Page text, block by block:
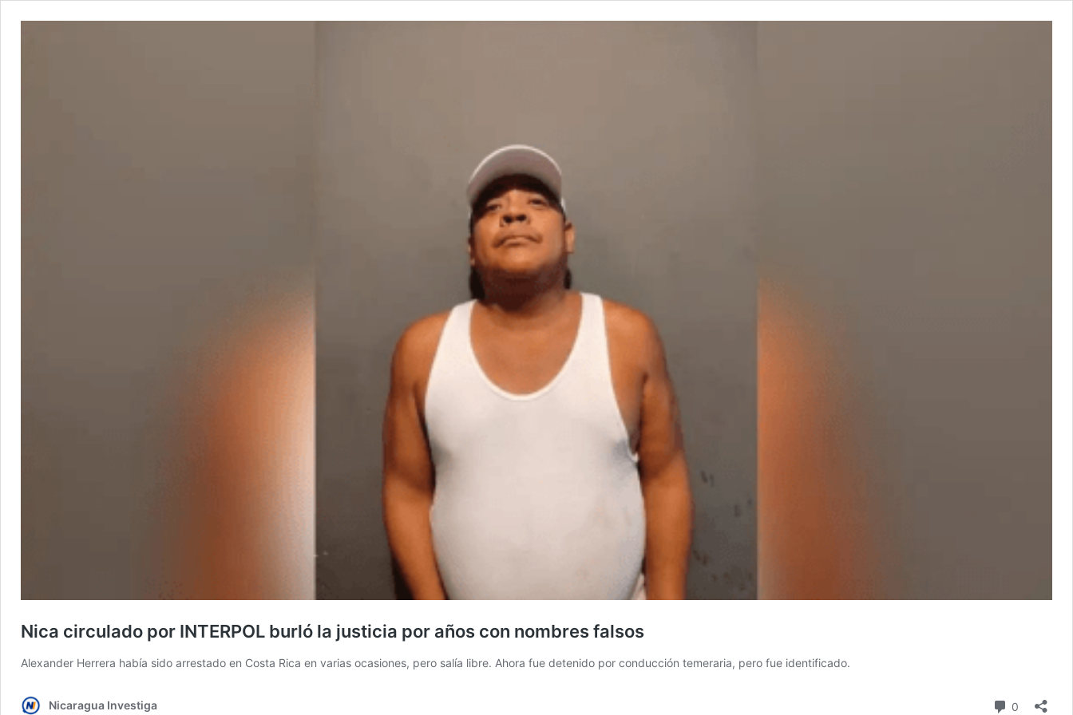
Nica circulado por INTERPOL burló la justicia por años con nombres falsos
Alexander Herrera había sido arrestado en Costa Rica en varias ocasiones, pero salía libre. Ahora fue detenido por conducción temeraria, pero fue identificado.
Nicaragua Investiga 0